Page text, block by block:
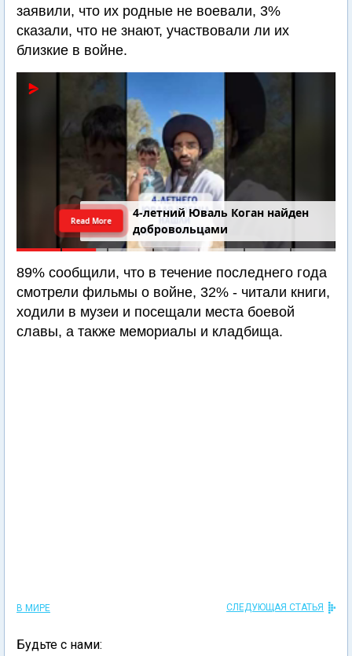
заявили, что их родные не воевали, 3%
сказали, что не знают, участвовали ли их
близкие в войне.
4-летний Юваль Коган найден
добровольцами
Read More
89% сообщили, что в течение последнего года
смотрели фильмы о войне, 32% - читали книги,
ходили в музеи и посещали места боевой
славы, а также мемориалы и кладбища.
В МИРЕ СЛЕДУЮЩАЯ СТАТЬЯ
Будьте с нами: